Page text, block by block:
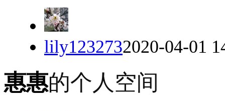
lily1232732020-04-01
惠惠的个人空间